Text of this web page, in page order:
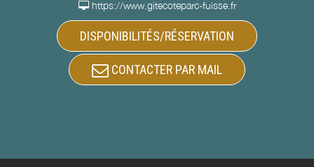
https://www.gitecoteparc-fuisse.fr
DISPONIBILITÉS/RÉSERVATION
CONTACTER PAR MAIL